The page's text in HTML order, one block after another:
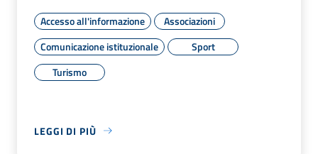
Accesso all'informazione
Associazioni
Comunicazione istituzionale
Sport
Turismo
LEGGI DI PIÙ